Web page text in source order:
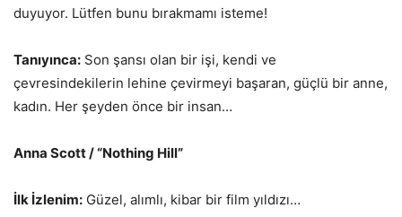
duyuyor. Lütfen bunu bırakmamı isteme!
Tanıyınca: Son şansı olan bir işi, kendi ve
çevresindekilerin lehine çevirmeyi başaran, güçlü bir anne,
kadın. Her şeyden önce bir insan…
Anna Scott / “Nothing Hill”
İlk İzlenim: Güzel, alımlı, kibar bir film yıldızı…